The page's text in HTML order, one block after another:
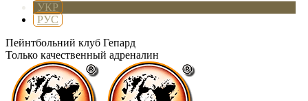
УКР
РУС
Пейнтбольний клуб Гепард
Только качественный адреналин